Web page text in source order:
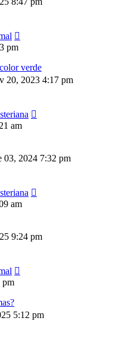
pm
verde
20, 2023 4:17 pm
am
03, 2024 7:32 pm
am
9:24 pm
pm
5:12 pm